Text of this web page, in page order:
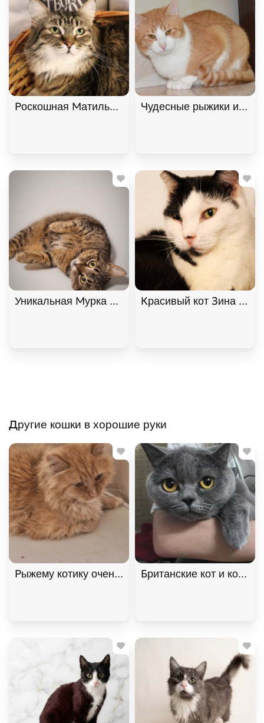
Роскошная Матильда в хорошие руки! ,
Чудесные рыжики ищут
Уникальная Мурка из МурМяу ищет дом. В дар! ,
Красивый кот Зина
Другие кошки в хорошие руки
Рыжему котику очень нужен дом! В дар!, Рыжий,
Британские кот и